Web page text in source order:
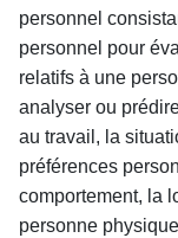
personnel
personnel pour
relatifs à une
analyser ou
au travail, la
préférences
comportement, la
personne